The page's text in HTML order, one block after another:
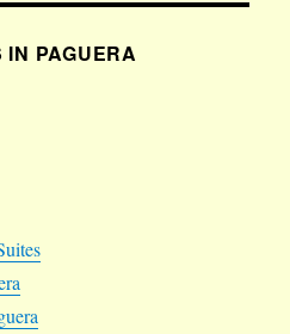
PAGUERA